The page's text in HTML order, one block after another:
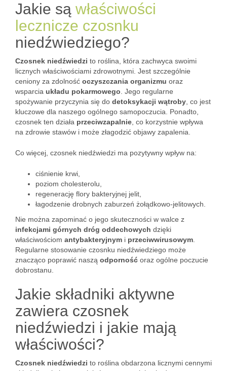
Jakie są właściwości
lecznicze czosnku
niedźwiedziego?
Czosnek niedźwiedzi to roślina, która zachwyca swoimi
licznych właściwościami zdrowotnymi. Jest szczególnie
ceniony za zdolność oczyszczania organizmu oraz
wsparcia układu pokarmowego . Jego regularne
spożywanie przyczynia się do detoksykacji wątroby , co jest
kluczowe dla naszego ogólnego samopoczucia. Ponadto,
czosnek ten działa przeciwzapalnie , co korzystnie wpływa
na zdrowie stawów i może złagodzić objawy zapalenia.
Co więcej, czosnek niedźwiedzi ma pozytywny wpływ na:
ciśnienie krwi,
poziom cholesterolu,
regenerację flory bakteryjnej jelit,
łagodzenie drobnych zaburzeń żołądkowo-jelitowych.
Nie można zapominać o jego skuteczności w walce z
infekcjami górnych dróg oddechowych dzięki
właściwościom antybakteryjnym i przeciwwirusowym
Regularne stosowanie czosnku niedźwiedziego może
znacząco poprawić naszą odporność oraz ogólne poczucie
dobrostanu.
Jakie składniki aktywne
zawiera czosnek
niedźwiedzi i jakie mają
właściwości?
Czosnek niedźwiedzi to roślina obdarzona licznymi cennymi